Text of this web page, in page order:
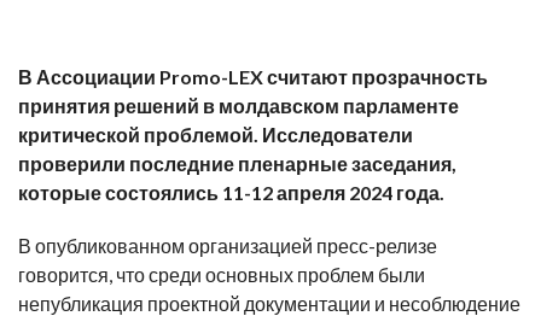
В Ассоциации Promo-LEX считают прозрачность
принятия решений в молдавском парламенте
критической проблемой. Исследователи
проверили последние пленарные заседания,
которые состоялись 11-12 апреля 2024 года.
В опубликованном организацией пресс-релизе
говорится, что среди основных проблем были
непубликация проектной документации и несоблюдение